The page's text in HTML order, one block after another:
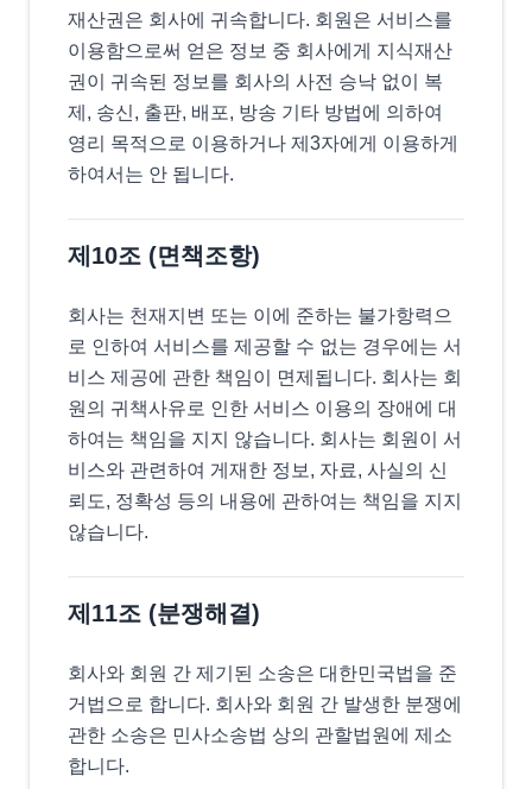
재산권은 회사에 귀속합니다. 회원은 서비스를
이용함으로써 얻은 정보 중 회사에게 지식재산
권이 귀속된 정보를 회사의 사전 승낙 없이 복
제, 송신, 출판, 배포, 방송 기타 방법에 의하여
영리 목적으로 이용하거나 제3자에게 이용하게
하여서는 안 됩니다.
제10조 (면책조항)
회사는 천재지변 또는 이에 준하는 불가항력으
로 인하여 서비스를 제공할 수 없는 경우에는 서
비스 제공에 관한 책임이 면제됩니다. 회사는 회
원의 귀책사유로 인한 서비스 이용의 장애에 대
하여는 책임을 지지 않습니다. 회사는 회원이 서
비스와 관련하여 게재한 정보, 자료, 사실의 신
뢰도, 정확성 등의 내용에 관하여는 책임을 지지
않습니다.
제11조 (분쟁해결)
회사와 회원 간 제기된 소송은 대한민국법을 준
거법으로 합니다. 회사와 회원 간 발생한 분쟁에
관한 소송은 민사소송법 상의 관할법원에 제소
합니다.